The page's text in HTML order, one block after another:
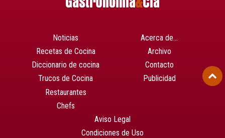
Noticias
Recetas de Cocina
Diccionario de cocina
Trucos de Cocina
Restaurantes
Chefs
Acerca de…
Archivo
Contacto
Publicidad
Aviso Legal
Condiciones de Uso